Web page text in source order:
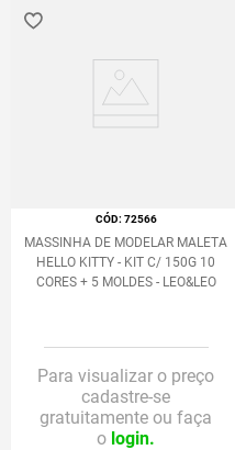
:72566
MASSINHA DE MODELAR MALETA
HELLO KITTY - KIT C/ 150G 10
CORES + 5 MOLDES - LEO&LEO
Para visualizar o preço
cadastre-se
gratuitamente ou faça
o login.